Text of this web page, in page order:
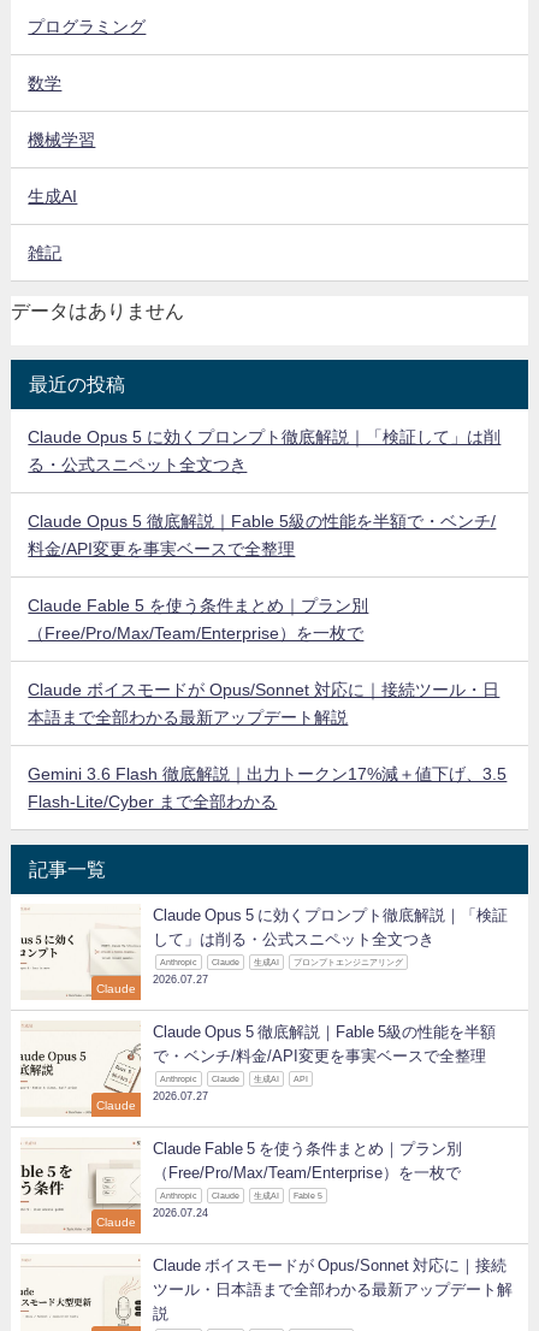
プログラミング
数学
機械学習
生成AI
雑記
データはありません
最近の投稿
Claude Opus 5 に効くプロンプト徹底解説｜「検証して」は削
る・公式スニペット全文つき
Claude Opus 5 徹底解説｜Fable 5級の性能を半額で・ベンチ/
料金/API変更を事実ベースで全整理
Claude Fable 5 を使う条件まとめ｜プラン別
（Free/Pro/Max/Team/Enterprise）を一枚で
Claude ボイスモードが Opus/Sonnet 対応に｜接続ツール・日
本語まで全部わかる最新アップデート解説
Gemini 3.6 Flash 徹底解説｜出力トークン17%減＋値下げ、3.5
Flash-Lite/Cyber まで全部わかる
記事一覧
Claude
Claude Opus 5 に効くプロンプト徹底解説｜「検証
して」は削る・公式スニペット全文つき
Anthropic Claude 生成AI プロンプトエンジニアリング
2026.07.27
Claude
Claude Opus 5 徹底解説｜Fable 5級の性能を半額
で・ベンチ/料金/API変更を事実ベースで全整理
Anthropic Claude 生成AI API
2026.07.27
Claude
Claude Fable 5 を使う条件まとめ｜プラン別
（Free/Pro/Max/Team/Enterprise）を一枚で
Anthropic Claude 生成AI Fable 5
2026.07.24
Claude ボイスモードが Opus/Sonnet 対応に｜接続
ツール・日本語まで全部わかる最新アップデート解
説